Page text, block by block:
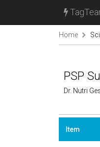
Home
PSP
Dr. Nutri
Item